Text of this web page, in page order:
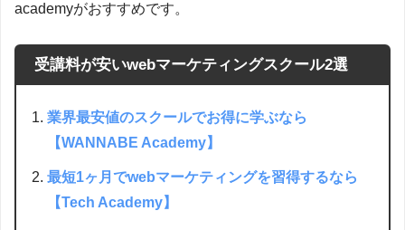
academyがおすすめです。
受講料が安いwebマーケティングスクール2選
業界最安値のスクールでお得に学ぶなら
【WANNABE Academy】
最短1ヶ月でwebマーケティングを習得するなら
【Tech Academy】